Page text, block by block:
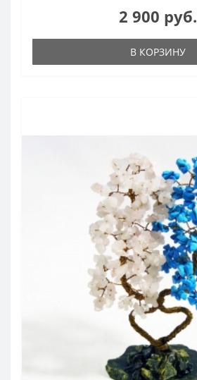
2 900 руб.
В КОРЗИНУ